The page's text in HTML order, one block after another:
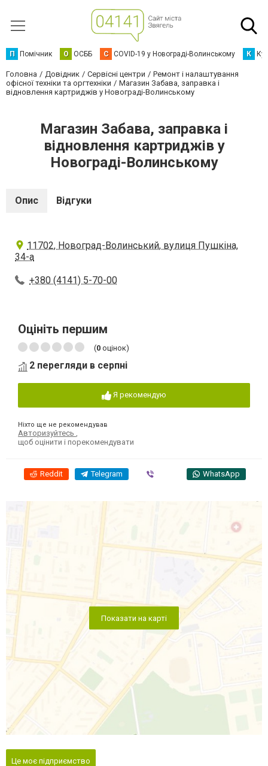
П Помічник О ОСББ C COVID-19 у Новограді-Волинському К
Головна Довідник Сервісні центри
Ремонт і налаштування
офісної техніки та оргтехніки
Магазин Забава, заправка і
відновлення картриджів у Новограді-Волинському
Магазин Забава, заправка і
відновлення картриджів у
Новограді-Волинському
Опис Відгуки
11702, Новоград-Волинський, вулиця Пушкіна,
34-а
+380 (4141) 5-70-00
Оцініть першим
(0 оцінок)
2 перегляди в серпні
Я рекомендую
Ніхто ще не рекомендував
Авторизуйтесь
щоб оцінити і порекомендувати
Reddit Telegram WhatsApp
Показати на карті
Це моє підприємство